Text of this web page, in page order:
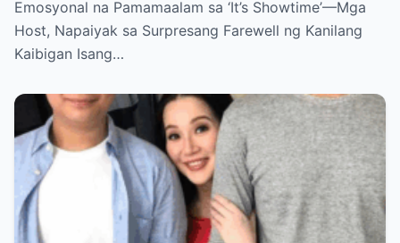
Emosyonal na Pamamaalam sa ‘It’s Showtime’—Mga
Host, Napaiyak sa Surpresang Farewell ng Kanilang
Kaibigan Isang…